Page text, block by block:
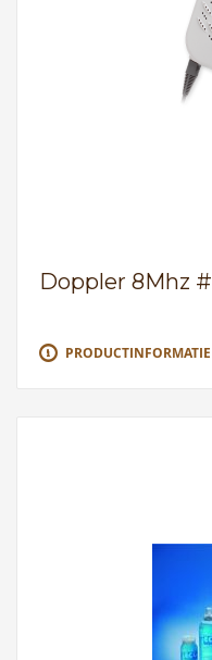
Doppler 8Mhz #
PRODUCTINFORMATIE